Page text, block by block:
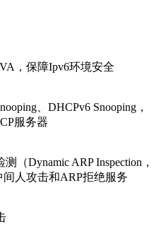
，保障Ipv6环境安全
、DHCPv6 Snooping，
服务器
（Dynamic ARP Inspection，
人攻击和ARP拒绝服务